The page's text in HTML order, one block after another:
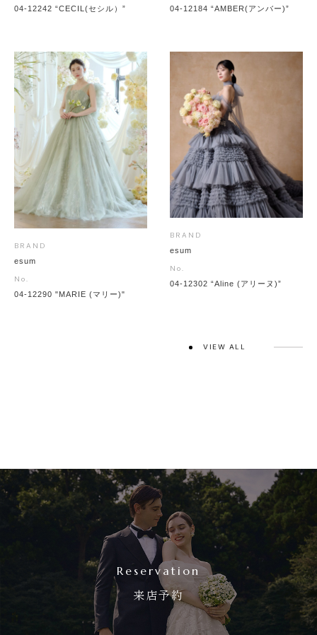
04-12242 “CECIL(セシル）” 04-12184 “AMBER(アンバー)”
BRAND
esum
No.
04-12290 "MARIE (マリー)"
BRAND
esum
No.
04-12302 “Aline (アリーヌ)”
VIEW ALL
Reservation
来店予約